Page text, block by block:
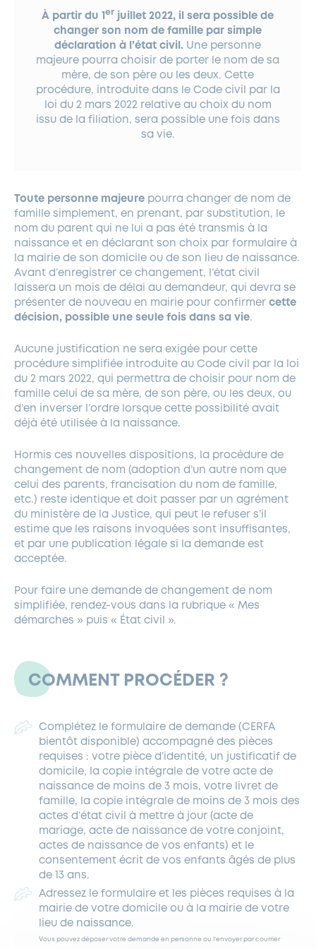
À partir du 1er juillet 2022, il sera possible de
changer son nom de famille par simple
déclaration à l’état civil. Une personne
majeure pourra choisir de porter le nom de sa
mère, de son père ou les deux. Cette
procédure, introduite dans le Code civil par la
loi du 2 mars 2022 relative au choix du nom
issu de la filiation, sera possible une fois dans
sa vie.
Toute personne majeure pourra changer de nom de
famille simplement, en prenant, par substitution, le
nom du parent qui ne lui a pas été transmis à la
naissance et en déclarant son choix par formulaire à
la mairie de son domicile ou de son lieu de naissance.
Avant d’enregistrer ce changement, l’état civil
laissera un mois de délai au demandeur, qui devra se
présenter de nouveau en mairie pour confirmer cette
décision, possible une seule fois dans sa vie.
Aucune justification ne sera exigée pour cette
procédure simplifiée introduite au Code civil par la loi
du 2 mars 2022, qui permettra de choisir pour nom de
famille celui de sa mère, de son père, ou les deux, ou
d’en inverser l’ordre lorsque cette possibilité avait
déjà été utilisée à la naissance.
Hormis ces nouvelles dispositions, la procédure de
changement de nom (adoption d’un autre nom que
celui des parents, francisation du nom de famille,
etc.) reste identique et doit passer par un agrément
du ministère de la Justice, qui peut le refuser s’il
estime que les raisons invoquées sont insuffisantes,
et par une publication légale si la demande est
acceptée.
Pour faire une demande de changement de nom
simplifiée, rendez-vous dans la rubrique « Mes
démarches » puis « État civil ».
COMMENT PROCÉDER ?
Complétez le formulaire de demande (CERFA
bientôt disponible) accompagné des pièces
requises : votre pièce d’identité, un justificatif de
domicile, la copie intégrale de votre acte de
naissance de moins de 3 mois, votre livret de
famille, la copie intégrale de moins de 3 mois des
actes d’état civil à mettre à jour (acte de
mariage, acte de naissance de votre conjoint,
actes de naissance de vos enfants) et le
consentement écrit de vos enfants âgés de plus
de 13 ans.
Adressez le formulaire et les pièces requises à la
mairie de votre domicile ou à la mairie de votre
lieu de naissance.
Vous pouvez déposer votre demande en personne ou l’envoyer par courrier